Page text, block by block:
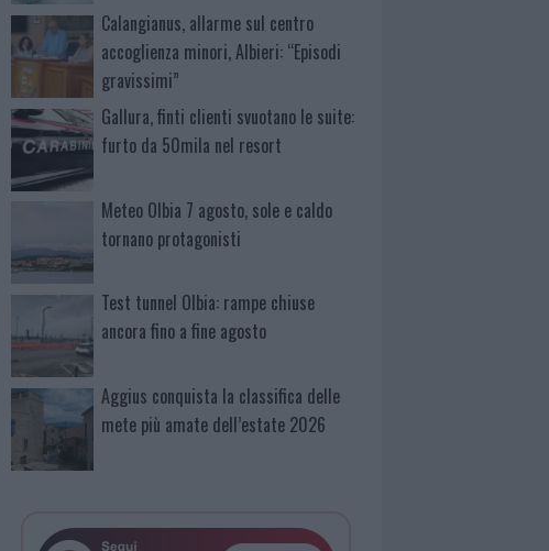
Calangianus, allarme sul centro
accoglienza minori, Albieri: “Episodi
gravissimi”
Gallura, finti clienti svuotano le suite:
furto da 50mila nel resort
Meteo Olbia 7 agosto, sole e caldo
tornano protagonisti
Test tunnel Olbia: rampe chiuse
ancora fino a fine agosto
Aggius conquista la classifica delle
mete più amate dell’estate 2026